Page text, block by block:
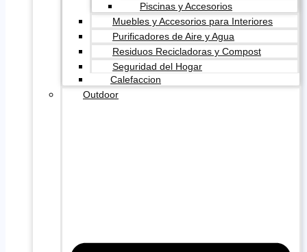
Piscinas y Accesorios
Muebles y Accesorios para Interiores
Purificadores de Aire y Agua
Residuos Recicladoras y Compost
Seguridad del Hogar
Calefaccion
Outdoor